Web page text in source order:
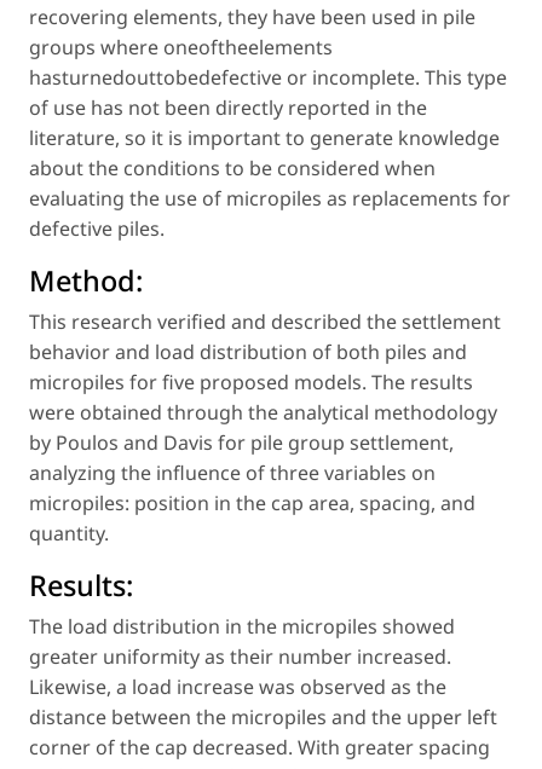
recovering elements, they have been used in pile
groups where oneoftheelements
hasturnedouttobedefective or incomplete. This type
of use has not been directly reported in the
literature, so it is important to generate knowledge
about the conditions to be considered when
evaluating the use of micropiles as replacements for
defective piles.
Method:
This research verified and described the settlement
behavior and load distribution of both piles and
micropiles for five proposed models. The results
were obtained through the analytical methodology
by Poulos and Davis for pile group settlement,
analyzing the influence of three variables on
micropiles: position in the cap area, spacing, and
quantity.
Results:
The load distribution in the micropiles showed
greater uniformity as their number increased.
Likewise, a load increase was observed as the
distance between the micropiles and the upper left
corner of the cap decreased. With greater spacing